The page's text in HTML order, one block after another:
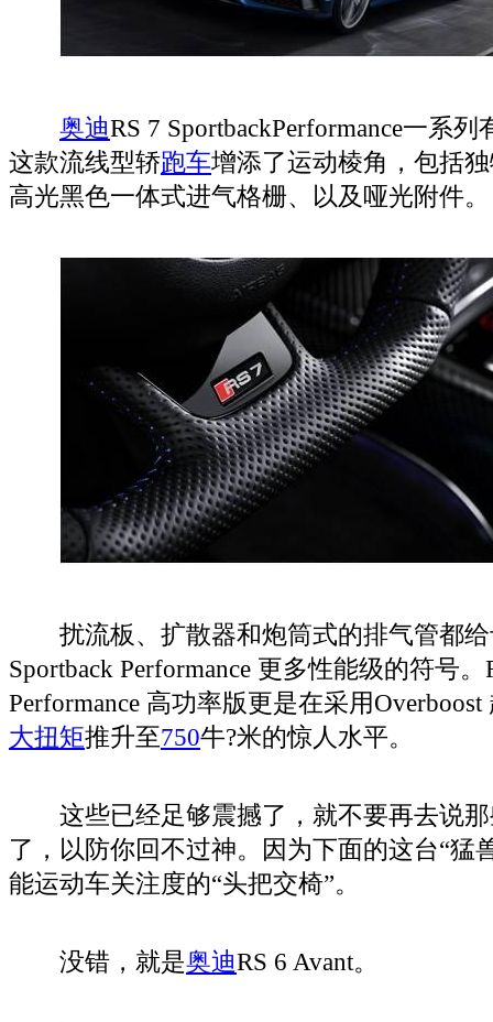
奥迪RS 7 SportbackPerformance一系
这款流线型轿跑车增添了运动棱角，包括
高光黑色一体式进气格栅、以及哑光附件。
扰流板、扩散器和炮筒式的排气管都给
Sportback Performance 更多性能级的符号。
Performance 高功率版更是在采用
大扭矩推升至750牛?米的惊人水平。
这些已经足够震撼了，就不要再去说那
了，以防你回不过神。因为下面的这台“猛
能运动车关注度的“头把交椅”。
没错，就是奥迪RS 6 Avant。